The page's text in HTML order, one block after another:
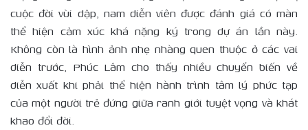
cuộc đời vùi dập, nam diễn viên được đánh giá có màn
thể hiện cảm xúc khá nặng ký trong dự án lần này.
Không còn là hình ảnh nhẹ nhàng quen thuộc ở các vai
diễn trước, Phúc Lâm cho thấy nhiều chuyển biến về
diễn xuất khi phải thể hiện hành trình tâm lý phức tạp
của một người trẻ đứng giữa ranh giới tuyệt vọng và khát
khao đổi đời.